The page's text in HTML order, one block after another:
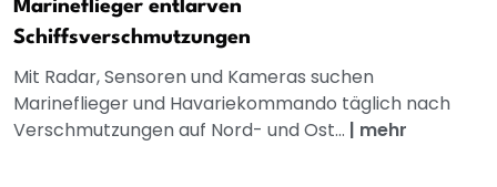
Marineflieger entlarven
Schiffsverschmutzungen
Mit Radar, Sensoren und Kameras suchen
Marineflieger und Havariekommando täglich nach
Verschmutzungen auf Nord- und Ost... | mehr